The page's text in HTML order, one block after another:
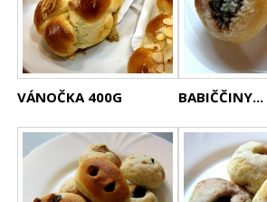
VÁNOČKA 400G BABIČČINY...